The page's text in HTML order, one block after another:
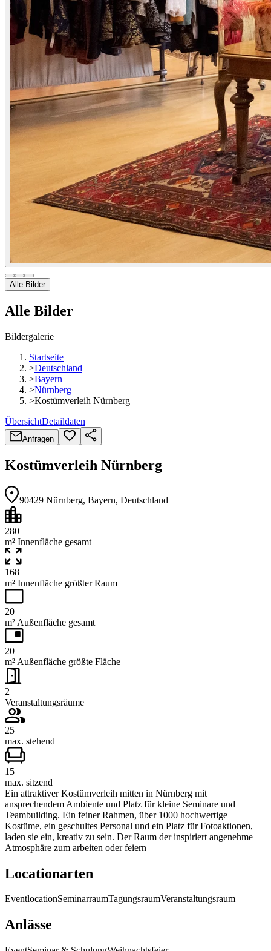
Alle Bilder
Alle Bilder
Bildergalerie
Startseite
>Deutschland
>Bayern
>Nürnberg
>Kostümverleih Nürnberg
ÜbersichtDetaildaten
Anfragen
Kostümverleih Nürnberg
90429 Nürnberg, Bayern, Deutschland
280
m² Innenfläche gesamt
168
m² Innenfläche größter Raum
20
m² Außenfläche gesamt
20
m² Außenfläche größte Fläche
2
Veranstaltungsräume
25
max. stehend
15
max. sitzend
Ein attraktiver Kostümverleih mitten in Nürnberg mit
ansprechendem Ambiente und Platz für kleine Seminare und
Teambuilding. Ein feiner Rahmen, über 1000 hochwertige
Kostüme, ein geschultes Personal und ein Platz für Fotoaktionen,
laden sie ein, kreativ zu sein. Der Raum der inspiriert angenehme
Atmosphäre zum arbeiten oder feiern
Locationarten
EventlocationSeminarraumTagungsraumVeranstaltungsraum
Anlässe